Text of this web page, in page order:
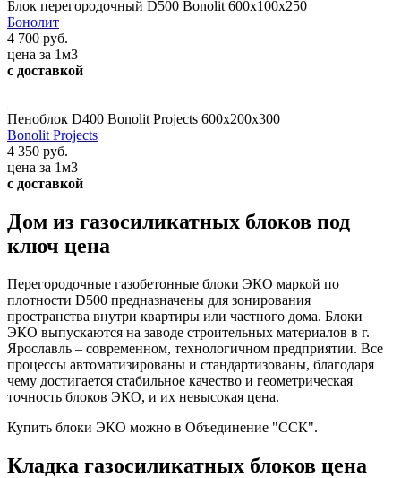
Блок перегородочный D500 Bonolit 600x100x250
Бонолит
4 700 руб.
цена за 1м3
с доставкой
Пеноблок D400 Bonolit Projects 600х200х300
Bonolit Projects
4 350 руб.
цена за 1м3
с доставкой
Дом из газосиликатных блоков под
ключ цена
Перегородочные газобетонные блоки ЭКО маркой по
плотности D500 предназначены для зонирования
пространства внутри квартиры или частного дома. Блоки
ЭКО выпускаются на заводе строительных материалов в г.
Ярославль – современном, технологичном предприятии. Все
процессы автоматизированы и стандартизованы, благодаря
чему достигается стабильное качество и геометрическая
точность блоков ЭКО, и их невысокая цена.
Купить блоки ЭКО можно в Объединение "ССК".
Кладка газосиликатных блоков цена